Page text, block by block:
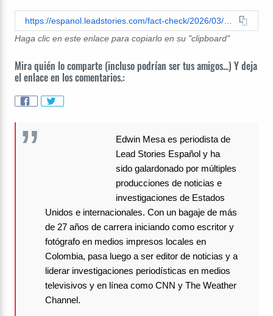
Haga clic en este enlace para copiarlo en su "clipboard"
Mira quién lo comparte (incluso podrían ser tus amigos...) Y deja
el enlace en los comentarios.:
Edwin Mesa es periodista de
Lead Stories Español y ha
sido galardonado por múltiples
producciones de noticias e
investigaciones de Estados
Unidos e internacionales. Con un bagaje de más
de 27 años de carrera iniciando como escritor y
fotógrafo en medios impresos locales en
Colombia, pasa luego a ser editor de noticias y a
liderar investigaciones periodísticas en medios
televisivos y en línea como CNN y The Weather
Channel.